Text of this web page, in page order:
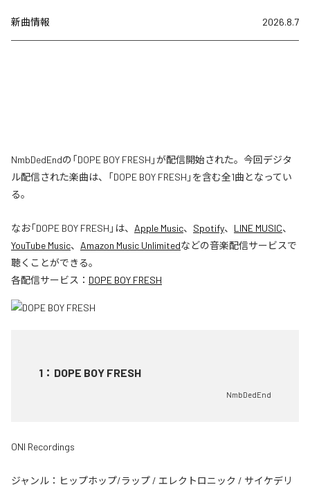
新曲情報 2026.8.7
NmbDedEndの「DOPE BOY FRESH」が配信開始された。今回デジタ
ル配信された楽曲は、「DOPE BOY FRESH」を含む全1曲となってい
る。
なお「DOPE BOY FRESH 」は、 Apple Music、 Spotify、 LINE MUSIC、
YouTube Music、 Amazon Music Unlimitedなどの音楽配信サービスで
聴くことができる。
各配信サービス： DOPE BOY FRESH
1 ： DOPE BOY FRESH
NmbDedEnd
ONI Recordings
ジャンル： ヒップホップ/ラップ / エレクトロニック / サイケデリ